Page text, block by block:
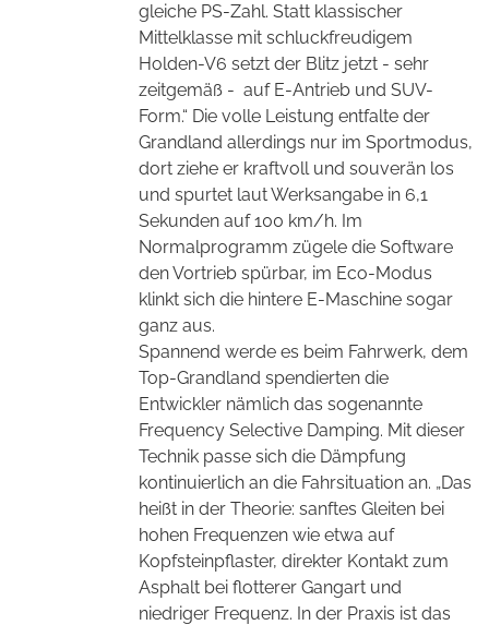
gleiche PS-Zahl. Statt klassischer
Mittelklasse mit schluckfreudigem
Holden-V6 setzt der Blitz jetzt - sehr
zeitgemäß - auf E-Antrieb und SUV-
Form.“ Die volle Leistung entfalte der
Grandland allerdings nur im Sportmodus,
dort ziehe er kraftvoll und souverän los
und spurtet laut Werksangabe in 6,1
Sekunden auf 100 km/h. Im
Normalprogramm zügele die Software
den Vortrieb spürbar, im Eco-Modus
klinkt sich die hintere E-Maschine sogar
ganz aus.
Spannend werde es beim Fahrwerk, dem
Top-Grandland spendierten die
Entwickler nämlich das sogenannte
Frequency Selective Damping. Mit dieser
Technik passe sich die Dämpfung
kontinuierlich an die Fahrsituation an. „Das
heißt in der Theorie: sanftes Gleiten bei
hohen Frequenzen wie etwa auf
Kopfsteinpflaster, direkter Kontakt zum
Asphalt bei flotterer Gangart und
niedriger Frequenz. In der Praxis ist das